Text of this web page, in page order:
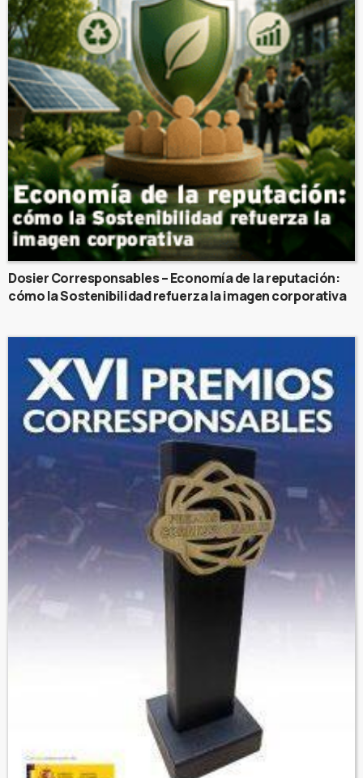
Dosier Corresponsables – Economía de la reputación:
cómo la Sostenibilidad refuerza la imagen corporativa